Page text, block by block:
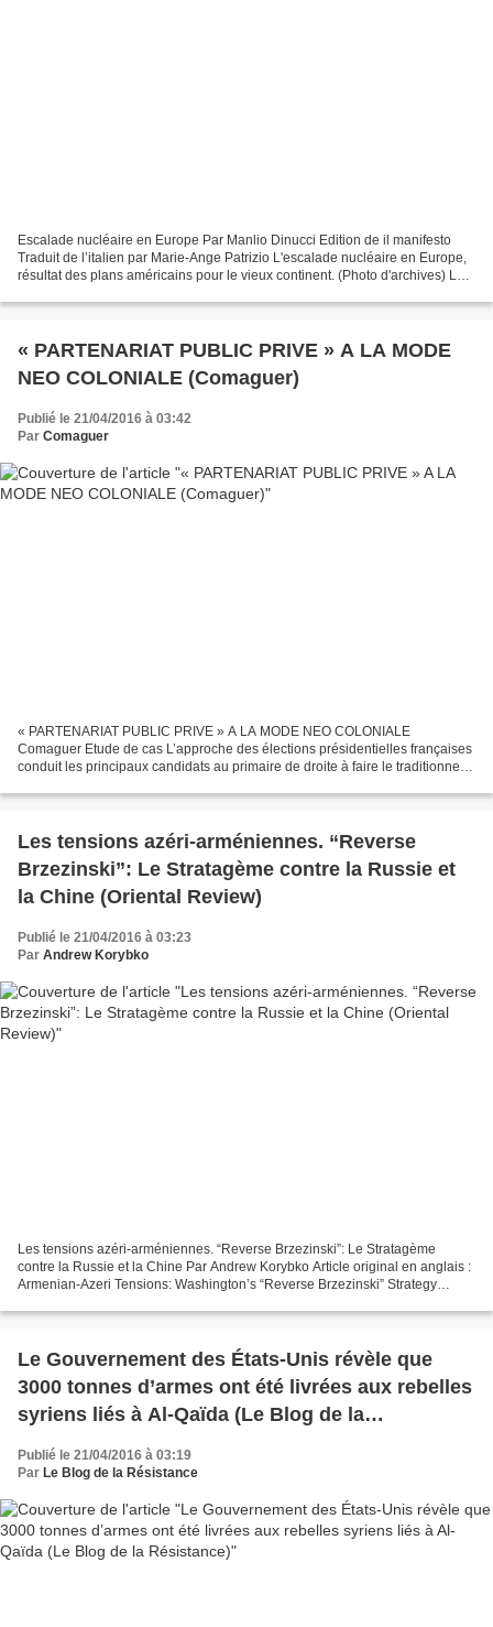
Escalade nucléaire en Europe Par Manlio Dinucci Edition de il manifesto
Traduit de l’italien par Marie-Ange Patrizio L'escalade nucléaire en Europe,
résultat des plans américains pour le vieux continent. (Photo d'archives) La
« PARTENARIAT PUBLIC PRIVE » A LA MODE
NEO COLONIALE (Comaguer)
Publié le 21/04/2016 à 03:42
Par Comaguer
« PARTENARIAT PUBLIC PRIVE » A LA MODE NEO COLONIALE
Comaguer Etude de cas L’approche des élections présidentielles françaises
conduit les principaux candidats au primaire de droite à faire le traditionnel
Les tensions azéri-arméniennes. “Reverse
Brzezinski”: Le Stratagème contre la Russie et
la Chine (Oriental Review)
Publié le 21/04/2016 à 03:23
Par Andrew Korybko
Les tensions azéri-arméniennes. “Reverse Brzezinski”: Le Stratagème
contre la Russie et la Chine Par Andrew Korybko Article original en anglais :
Armenian-Azeri Tensions: Washington’s “Reverse Brzezinski” Strategy
Le Gouvernement des États-Unis révèle que
3000 tonnes d’armes ont été livrées aux rebelles
syriens liés à Al-Qaïda (Le Blog de la
Résistance)
Publié le 21/04/2016 à 03:19
Par Le Blog de la Résistance